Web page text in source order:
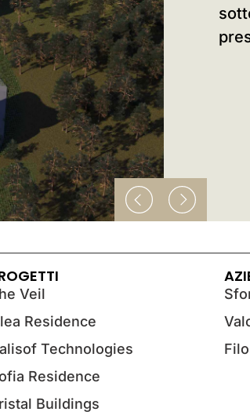
Veil
Residence
Technologies
Residence
Buildings